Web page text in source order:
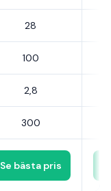
28
100
2,8
300
Se bästa pris